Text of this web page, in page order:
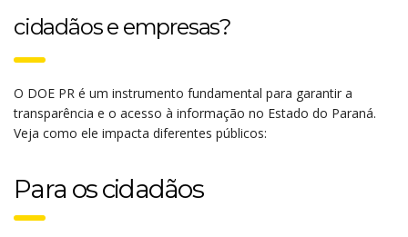
cidadãos e empresas?
O DOE PR é um instrumento fundamental para garantir a
transparência e o acesso à informação no Estado do Paraná.
Veja como ele impacta diferentes públicos:
Para os cidadãos